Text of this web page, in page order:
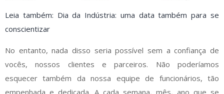
Leia também: Dia da Indústria: uma data também para se
conscientizar
No entanto, nada disso seria possível sem a confiança de
vocês, nossos clientes e parceiros. Não poderíamos
esquecer também da nossa equipe de funcionários, tão